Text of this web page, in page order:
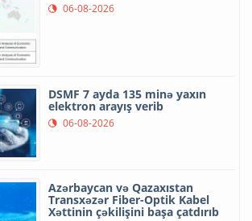
06-08-2026
DSMF 7 ayda 135 minə yaxın
elektron arayış verib
06-08-2026
Azərbaycan və Qazaxıstan
Transxəzər Fiber-Optik Kabel
Xəttinin çəkilişini başa çatdırıb